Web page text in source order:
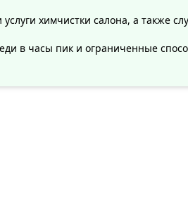
химчистки салона, а также
в часы пик и ограниченные